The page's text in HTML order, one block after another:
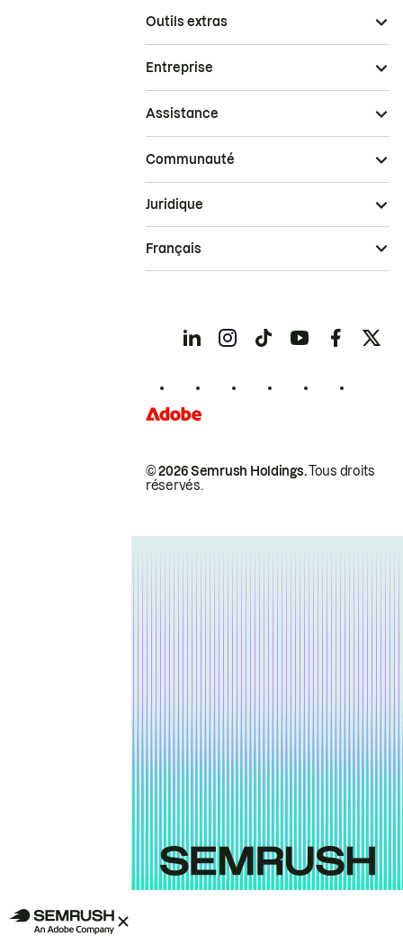
Outils extras
Entreprise
Assistance
Communauté
© 2026 Semrush Holdings.Tous droits
réservés.
Juridique
Français